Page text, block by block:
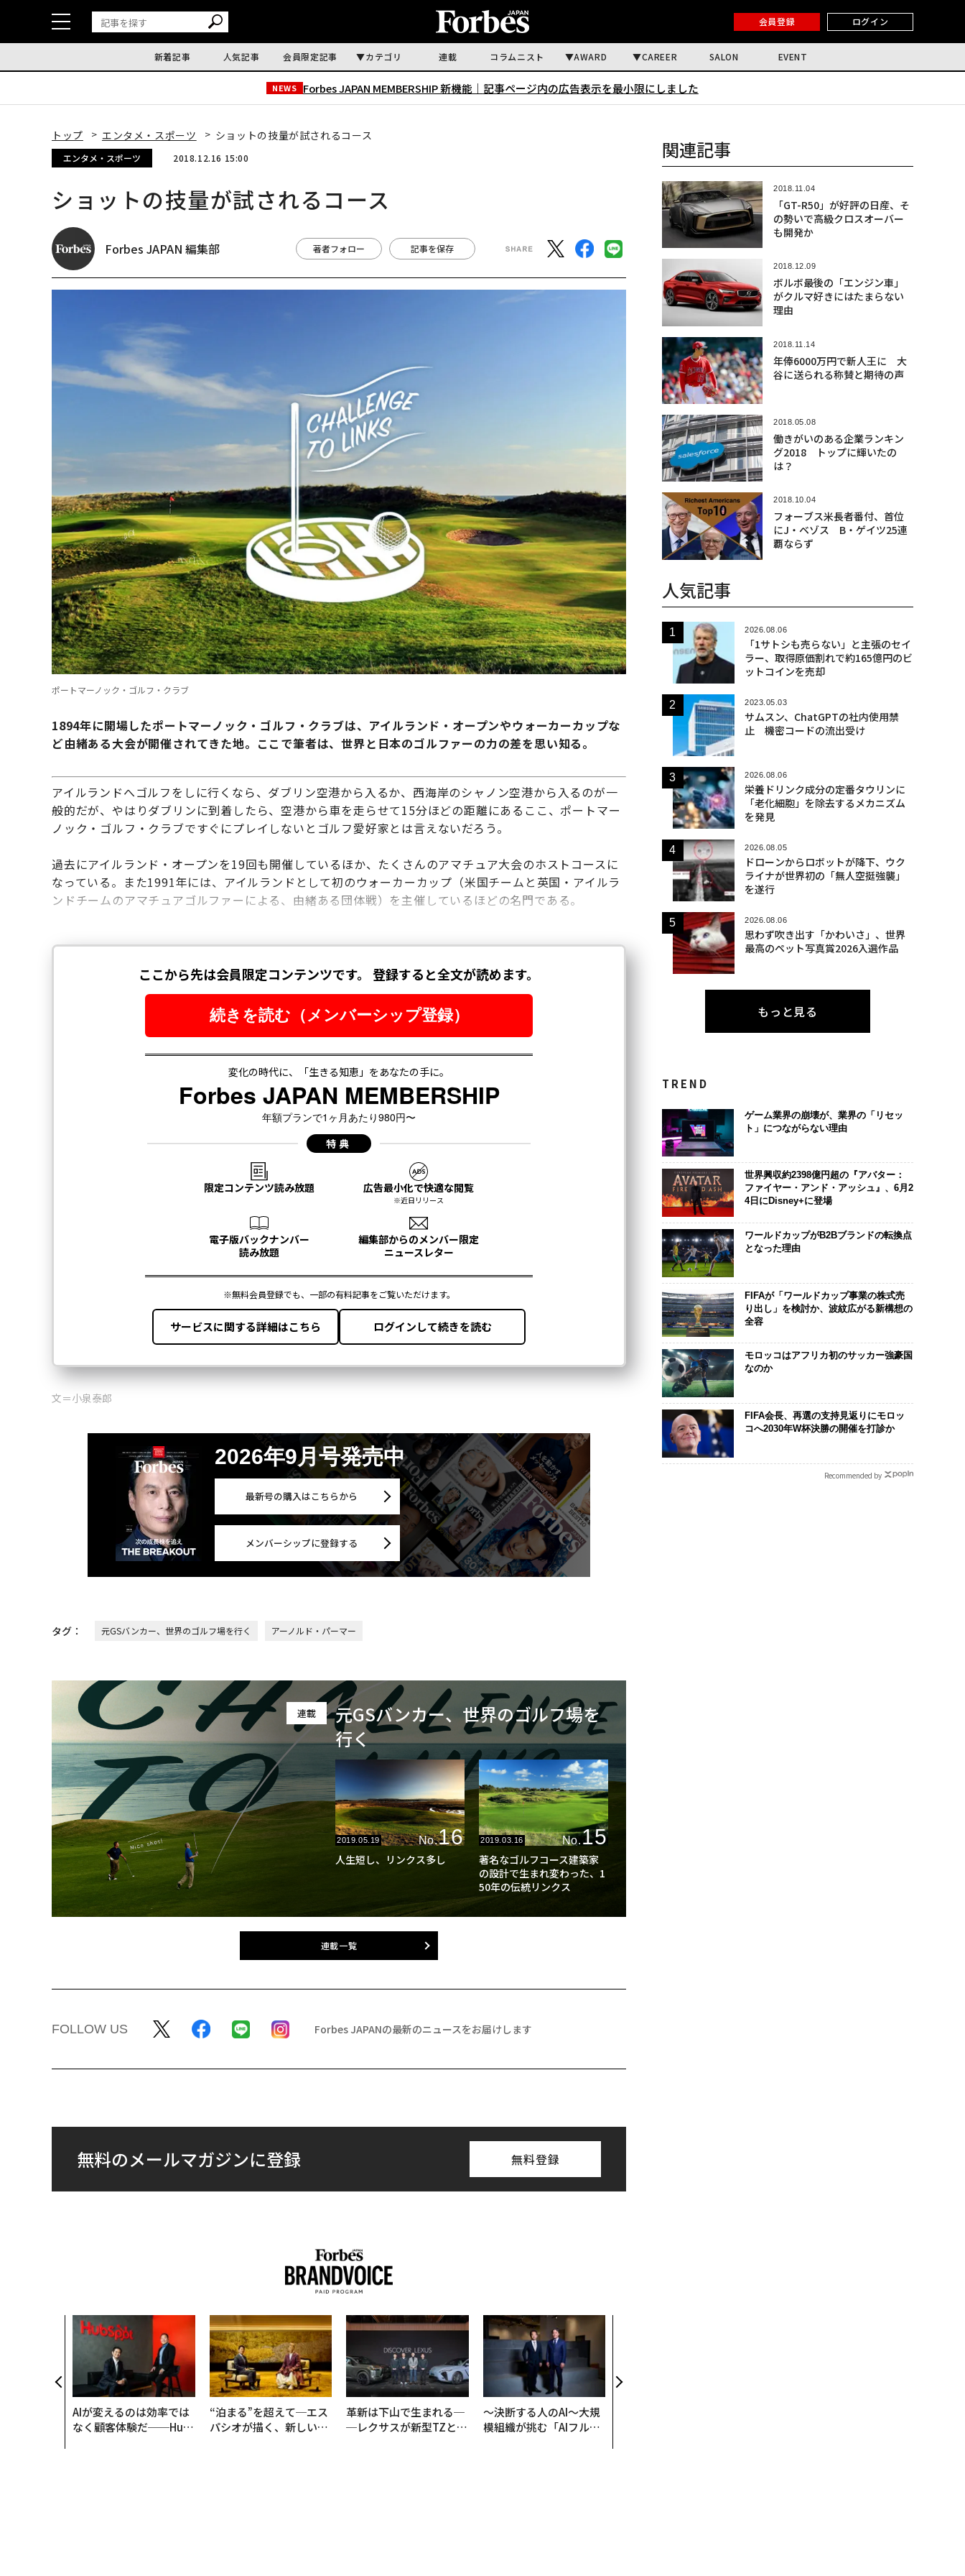
会員登録 ログイン
新着記事 人気記事 会員限定記事 カテゴリ 連載 コラムニスト AWARD CAREER SALON EVENT
NEWS Forbes JAPAN MEMBERSHIP 新機能｜ 記事ページ内の広告表示を最小限にしました
トップ エンタメ・スポーツ ショットの技量が試されるコース
エンタメ・スポーツ 2018.12.16 15:00
ショットの技量が試されるコース
Forbes JAPAN 編集部 著者フォロー 記事を保存
ポートマーノック・ゴルフ・クラブ
1894年に開場したポートマーノック・ゴルフ・クラブは、アイルランド・オープンやウォーカーカップな
ど由緒ある大会が開催されてきた地。ここで筆者は、世界と日本のゴルファーの力の差を思い知る。
アイルランドへゴルフをしに行くなら、ダブリン空港から入るか、西海岸のシャノン空港から入るのが一
般的だが、やはりダブリンに到着したら、空港から車を走らせて15分ほどの距離にあるここ、ポートマー
ノック・ゴルフ・クラブですぐにプレイしないとゴルフ愛好家とは言えないだろう。
過去にアイルランド・オープンを19回も開催しているほか、たくさんのアマチュア大会のホストコースに
なっている。また1991年には、アイルランドとして初のウォーカーカップ（米国チームと英国・アイルラ
ンドチームのアマチュアゴルファーによる、由緒ある団体戦）を主催しているほどの名門である。
文＝小泉泰郎
2026年9月号発売中
最新号の購入はこちらから
メンバーシップに登録する
タグ： 元GSバンカー、世界のゴルフ場を行く アーノルド・パーマー
連載
元GSバンカー、世界のゴルフ場を
行く
2019.05.19 No.16
人生短し、リンクス多し
2019.03.16 No.15
著名なゴルフコース建築家
の設計で生まれ変わった、1
50年の伝統リンクス
連載一覧
FOLLOW US Forbes JAPANの最新のニュースをお届けします
無料のメールマガジンに登録 無料登録
AIが変えるのは効率では
なく顧客体験だ──Hub
“泊まる”を超えて─エス
パシオが描く、新しい日
革新は下山で生まれる─
─レクサスが新型TZとE
〜決断する人のAI〜大規
模組織が挑む「AIフル実
「挑戦者の明日」
関連記事
2018.11.04
「GT-R50」が好評の日産、そ
の勢いで高級クロスオーバー
も開発か
2018.12.09
ボルボ最後の「エンジン車」
がクルマ好きにはたまらない
理由
2018.11.14
年俸6000万円で新人王に 大
谷に送られる称賛と期待の声
2018.05.08
働きがいのある企業ランキン
グ2018 トップに輝いたの
は？
2018.10.04
フォーブス米長者番付、首位
にJ・ベゾス B・ゲイツ25連
覇ならず
人気記事
2026.08.06
「1サトシも売らない」と主張のセイ
ラー、取得原価割れで約165億円のビ
ットコインを売却
2023.05.03
サムスン、ChatGPTの社内使用禁
止 機密コードの流出受け
2026.08.06
栄養ドリンク成分の定番タウリンに
「老化細胞」を除去するメカニズム
を発見
2026.08.05
ドローンからロボットが降下、ウク
ライナが世界初の「無人空挺強襲」
を遂行
2026.08.06
思わず吹き出す「かわいさ」、世界
最高のペット写真賞2026入選作品
もっと見る
TREND
ゲーム業界の崩壊が、業界の「リセッ
ト」につながらない理由
世界興収約2398億円超の『アバター：
ファイヤー・アンド・アッシュ』、6月2
4日にDisney+に登場
ワールドカップがB2Bブランドの転換点
となった理由
FIFAが「ワールドカップ事業の株式売
り出し」を検討か、波紋広がる新構想の
全容
モロッコはアフリカ初のサッカー強豪国
なのか
FIFA会長、再選の支持見返りにモロッ
コへ2030年W杯決勝の開催を打診か
Recommended by